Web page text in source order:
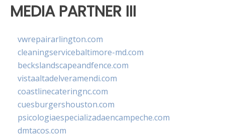
MEDIA PARTNER III
vwrepairarlington.com
cleaningservicebaltimore-md.com
beckslandscapeandfence.com
vistaaltadelveramendi.com
coastlinecateringnc.com
cuesburgershouston.com
psicologiaespecializadaencampeche.com
dmtacos.com